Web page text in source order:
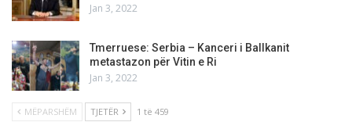
Jan 3, 2022
Tmerruese: Serbia – Kanceri i Ballkanit
metastazon për Vitin e Ri
Jan 3, 2022
MËPARSHËM TJETËR 1 të 459